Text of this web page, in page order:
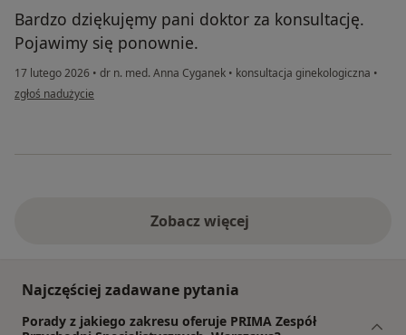
Bardzo dziękujęmy pani doktor za konsultację.
Pojawimy się ponownie.
17 lutego 2026 • dr n. med. Anna Cyganek • konsultacja ginekologiczna •
w opinii użytkownika Justyna
zgłoś nadużycie
Zobacz więcej
Najczęściej zadawane pytania
Porady z jakiego zakresu oferuje PRIMA Zespół